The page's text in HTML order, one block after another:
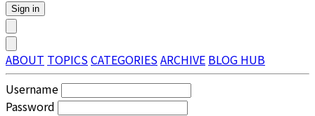
Sign in
ABOUT TOPICSCATEGORIESARCHIVE BLOG HUB
Username
Password